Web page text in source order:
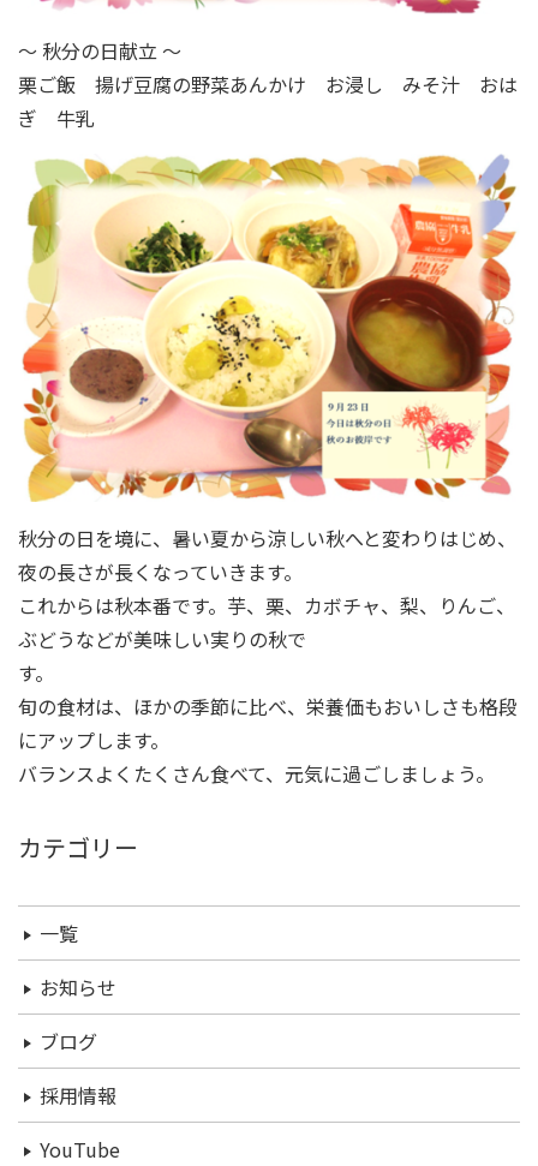
～ 秋分の日献立 ～
栗ご飯 揚げ豆腐の野菜あんかけ お浸し みそ汁 おは
ぎ 牛乳
秋分の日を境に、暑い夏から涼しい秋へと変わりはじめ、
夜の長さが長くなっていきます。
これからは秋本番です。芋、栗、カボチャ、梨、りんご、
ぶどうなどが美味しい実りの秋で
す。
旬の食材は、ほかの季節に比べ、栄養価もおいしさも格段
にアップします。
バランスよくたくさん食べて、元気に過ごしましょう。
カテゴリー
一覧
お知らせ
ブログ
採用情報
YouTube